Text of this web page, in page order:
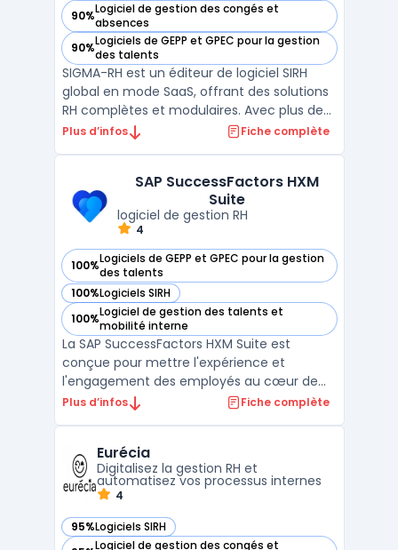
90%Logiciel de gestion des congés et
absences
— voir SIGMA-RH dans cette catégorie
90%Logiciels de GEPP et GPEC pour la gestion
des talents
— voir SIGMA-RH dans cette catégorie
SIGMA-RH est un éditeur de logiciel SIRH
global en mode SaaS, offrant des solutions
RH complètes et modulaires. Avec plus de
30 ans d’expérience, SIGMA-RH propose une
signature électronique intégrée, ainsi que la
Plus d’infos Fiche complète
SAP SuccessFactors HXM
Suite
logiciel de gestion RH
4
100%Logiciels de GEPP et GPEC pour la gestion
des talents
— voir SAP SuccessFactors HXM Suite dans cette catégorie
100%Logiciels SIRH
— voir SAP SuccessFactors HXM Suite dans cette catégorie
100%Logiciel de gestion des talents et
mobilité interne
— voir SAP SuccessFactors HXM Suite dans cette catégorie
La SAP SuccessFactors HXM Suite est
conçue pour mettre l'expérience et
l'engagement des employés au cœur de
votre organisation. Cette suite offre des
humaines (HRMS), qui relie le Core HR et la
paie, la gestion des talents ...
Plus d’infos Fiche complète
Eurécia
Digitalisez la gestion RH et
automatisez vos processus internes
4
95%Logiciels SIRH
— voir Eurécia dans cette catégorie
Logiciel de gestion des congés et